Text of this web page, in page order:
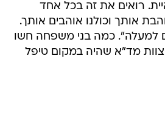
רואים את זה בכל אחד
אותך וכולנו אוהבים אותך.
למעלה". כמה בני משפחה חשו
מד"א שהיה במקום טיפל